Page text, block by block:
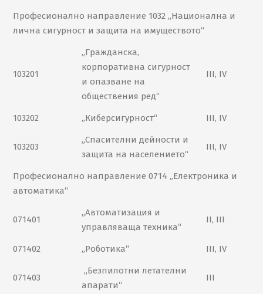
Професионално направление 1032 „Национална и
лична сигурност и защита на имуществото“
103201
„Гражданска,
корпоративна сигурност
и опазване на
обществения ред“
III, IV
103202 „Киберсигурност“ III, IV
103203
„Спасителни дейности и
защита на населението“
III, IV
Професионално направление 0714 „Електроника и
автоматика“
071401
„Автоматизация и
управляваща техника“
II, III
071402 „Роботика“ III, IV
071403
„Безпилотни летателни
апарати“
III